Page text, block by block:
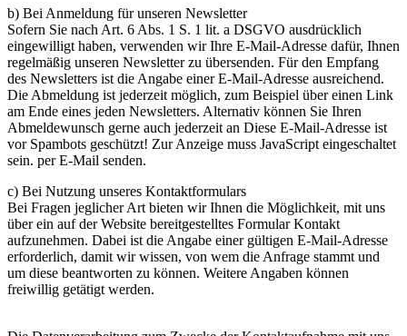
b) Bei Anmeldung für unseren Newsletter
Sofern Sie nach Art. 6 Abs. 1 S. 1 lit. a DSGVO ausdrücklich
eingewilligt haben, verwenden wir Ihre E-Mail-Adresse dafür, Ihnen
regelmäßig unseren Newsletter zu übersenden. Für den Empfang
des Newsletters ist die Angabe einer E-Mail-Adresse ausreichend.
Die Abmeldung ist jederzeit möglich, zum Beispiel über einen Link
am Ende eines jeden Newsletters. Alternativ können Sie Ihren
Abmeldewunsch gerne auch jederzeit an Diese E-Mail-Adresse ist
vor Spambots geschützt! Zur Anzeige muss JavaScript eingeschaltet
sein. per E-Mail senden.
c) Bei Nutzung unseres Kontaktformulars
Bei Fragen jeglicher Art bieten wir Ihnen die Möglichkeit, mit uns
über ein auf der Website bereitgestelltes Formular Kontakt
aufzunehmen. Dabei ist die Angabe einer gültigen E-Mail-Adresse
erforderlich, damit wir wissen, von wem die Anfrage stammt und
um diese beantworten zu können. Weitere Angaben können
freiwillig getätigt werden.